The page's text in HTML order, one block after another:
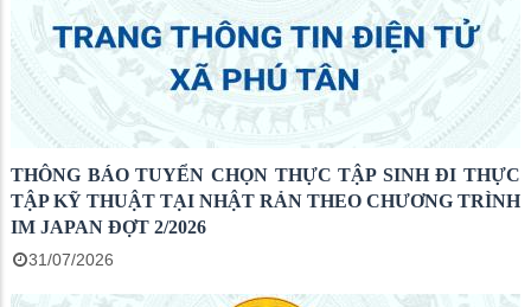
THÔNG BÁO TUYỂN CHỌN THỰC TẬP SINH ĐI THỰC
TẬP KỸ THUẬT TẠI NHẬT RẢN THEO CHƯƠNG TRÌNH
IM JAPAN ĐỢT 2/2026
31/07/2026